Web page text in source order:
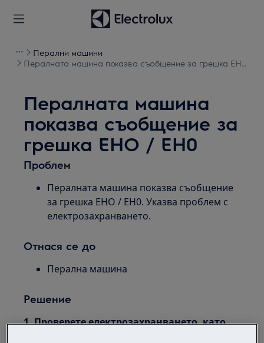
Перални машини
Пералната машина показва съобщение за грешка EHO
Пералната машина
показва съобщение за
грешка EHO / EH0
Проблем
Пералната машина показва съобщение
за грешка EHO / EH0. Указва проблем с
електрозахранването.
Отнася се до
Перална машина
Решение
1. Проверете електрозахранването, като